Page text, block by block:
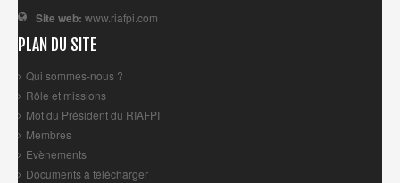
Site web: www.riafpi.com
PLAN DU SITE
Qui sommes-nous ?
Rôle et missions
Mot du Président du RIAFPI
Membres
Evènements
Documents à télécharger